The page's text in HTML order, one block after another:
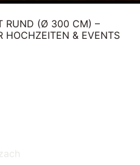
RUND (Ø 300 CM) –
HOCHZEITEN & EVENTS